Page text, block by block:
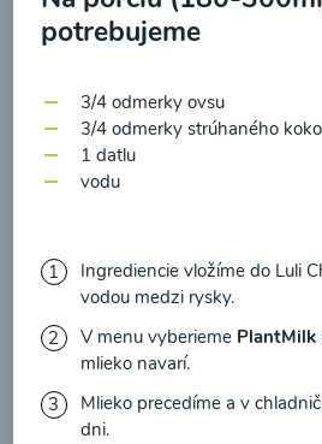
potrebujeme
3/4 odmerky ovsu
3/4 odmerky strúhaného
1 datlu
vodu
Ingrediencie vložíme do Luli
vodou medzi rysky.
V menu vyberieme PlantMilk
mlieko navarí.
Mlieko precedíme a v
dni.
prečítal(a)informácie o